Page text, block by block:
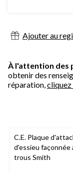
Ajouter au
À l'attention des
obtenir des
réparation,cliquez
C.E. Plaque
d'essieu façonnée
trous Smith